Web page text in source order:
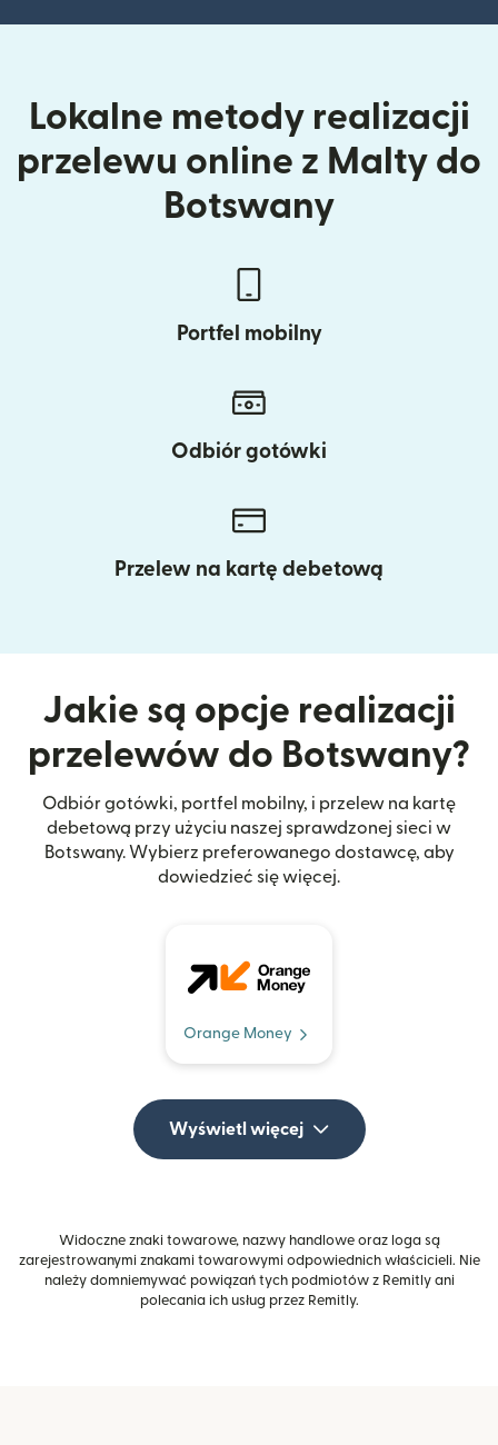
Lokalne metody realizacji
przelewu online z Malty do
Botswany
Portfel mobilny
Odbiór gotówki
Przelew na kartę debetową
Jakie są opcje realizacji
przelewów do Botswany?
Odbiór gotówki, portfel mobilny, i przelew na kartę
debetową przy użyciu naszej sprawdzonej sieci w
Botswany. Wybierz preferowanego dostawcę, aby
dowiedzieć się więcej.
Orange Money
Wyświetl więcej
Widoczne znaki towarowe, nazwy handlowe oraz loga są
zarejestrowanymi znakami towarowymi odpowiednich właścicieli. Nie
należy domniemywać powiązań tych podmiotów z Remitly ani
polecania ich usług przez Remitly.